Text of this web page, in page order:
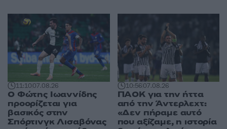
11:1007.08.26
Ο Φώτης Ιωαννίδης
προορίζεται για
βασικός στην
Σπόρτινγκ Λισαβόνας
10:5607.08.26
ΠΑΟΚ για την ήττα
από την Άντερλεχτ:
«Δεν πήραμε αυτό
που αξίζαμε, η ιστορία